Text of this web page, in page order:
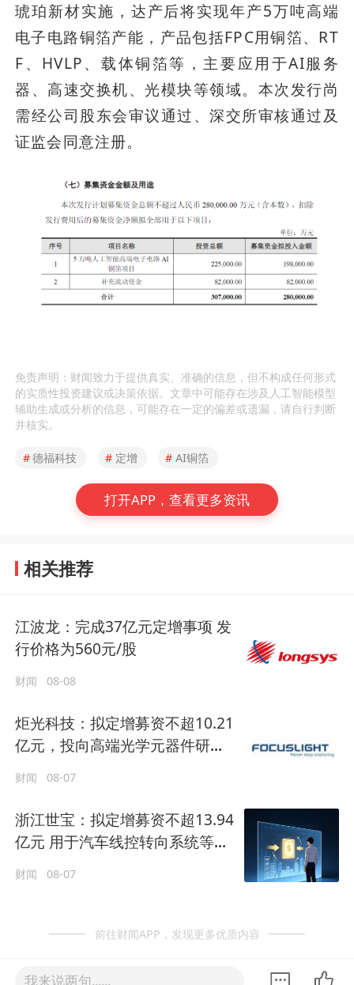
琥珀新材实施，达产后将实现年产5万吨高端
电子电路铜箔产能，产品包括FPC用铜箔、RT
F、HVLP、载体铜箔等，主要应用于AI服务
器、高速交换机、光模块等领域。本次发行尚
需经公司股东会审议通过、深交所审核通过及
证监会同意注册。
免责声明：财闻致力于提供真实、准确的信息，但不构成任何形式
的实质性投资建议或决策依据。文章中可能存在涉及人工智能模型
辅助生成或分析的信息，可能存在一定的偏差或遗漏，请自行判断
并核实。
#德福科技 # 定增 # AI铜箔
打开APP，查看更多资讯
相关推荐
江波龙：完成37亿元定增事项 发
行价格为560元/股
财闻 08-08
炬光科技：拟定增募资不超10.21
亿元，投向高端光学元器件研发
财闻 08-07
浙江世宝：拟定增募资不超13.94
亿元 用于汽车线控转向系统等项
财闻 08-07
前往财闻APP，发现更多优质内容
我来说两句......